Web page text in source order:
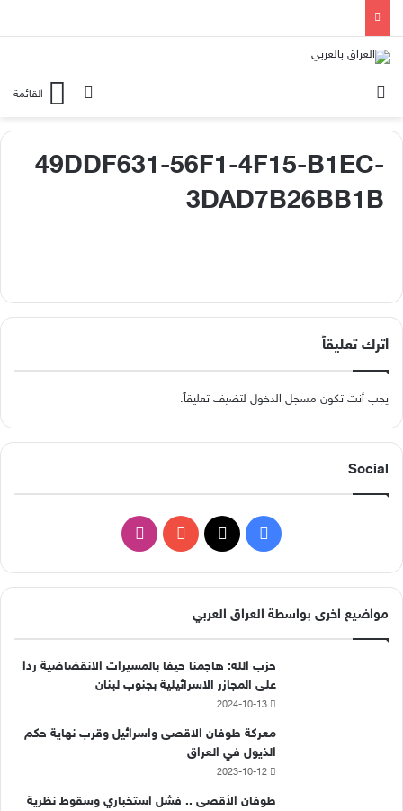
القائمةبحث عن
49DDF631-56F1-4F15-B1EC-
3DAD7B26BB1B
اترك تعليقاً
يجب أنت تكون مسجل الدخول لتضيف تعليقاً.
Social
ي
س
ب
و
ك
X
Y
u
T
ن
ت
ق
مواضيع اخرى بواسطة العراق العربي
حزب الله: هاجمنا حيفا بالمسيرات الانقضاضية ردا
على المجازر الاسرائيلية بجنوب لبنان
2024-10-13
معركة طوفان الاقصى واسرائيل وقرب نهاية حكم
الذيول في العراق
2023-10-12
طوفان الأقصى .. فشل استخباري وسقوط نظرية